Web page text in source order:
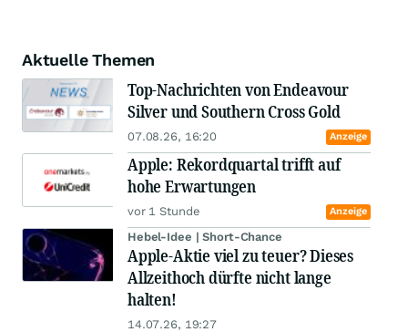
Aktuelle Themen
Top-Nachrichten von Endeavour
Silver und Southern Cross Gold
07.08.26, 16:20 Anzeige
Apple: Rekordquartal trifft auf
hohe Erwartungen
vor 1 Stunde Anzeige
Hebel-Idee | Short-Chance
Apple-Aktie viel zu teuer? Dieses
Allzeithoch dürfte nicht lange
halten!
14.07.26, 19:27